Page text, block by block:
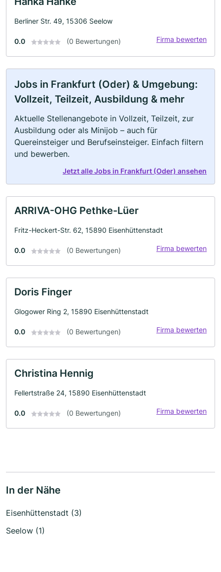
Berliner Str. 49, 15306 Seelow
0.0 (0 Bewertungen) Firma bewerten
Jobs in Frankfurt (Oder) & Umgebung:
Vollzeit, Teilzeit, Ausbildung & mehr
Aktuelle Stellenangebote in Vollzeit, Teilzeit, zur
Ausbildung oder als Minijob – auch für
Quereinsteiger und Berufseinsteiger. Einfach filtern
und bewerben.
Jetzt alle Jobs in Frankfurt (Oder) ansehen
ARRIVA-OHG Pethke-Lüer
Fritz-Heckert-Str. 62, 15890 Eisenhüttenstadt
0.0 (0 Bewertungen) Firma bewerten
Doris Finger
Glogower Ring 2, 15890 Eisenhüttenstadt
0.0 (0 Bewertungen) Firma bewerten
Christina Hennig
Fellertstraße 24, 15890 Eisenhüttenstadt
0.0 (0 Bewertungen) Firma bewerten
In der Nähe
Eisenhüttenstadt (3)
Seelow (1)